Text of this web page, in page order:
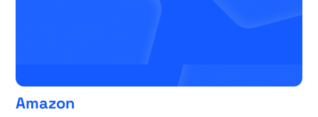
Amazon